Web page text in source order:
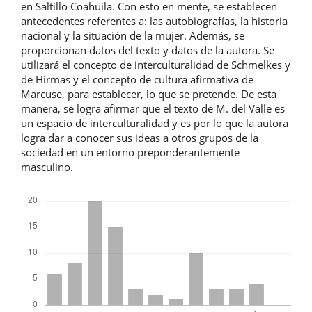
en Saltillo Coahuila. Con esto en mente, se establecen
antecedentes referentes a: las autobiografías, la historia
nacional y la situación de la mujer. Además, se
proporcionan datos del texto y datos de la autora. Se
utilizará el concepto de interculturalidad de Schmelkes y
de Hirmas y el concepto de cultura afirmativa de
Marcuse, para establecer, lo que se pretende. De esta
manera, se logra afirmar que el texto de M. del Valle es
un espacio de interculturalidad y es por lo que la autora
logra dar a conocer sus ideas a otros grupos de la
sociedad en un entorno preponderantemente
masculino.